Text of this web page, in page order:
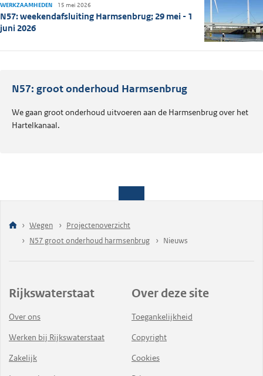
N57: weekendafsluiting Harmsenbrug; 29 mei - 1
juni 2026
WERKZAAMHEDEN 15 mei 2026
N57: groot onderhoud Harmsenbrug
We gaan groot onderhoud uitvoeren aan de Harmsenbrug over het
Hartelkanaal.
Wegen
Projectenoverzicht
N57 groot onderhoud harmsenbrug
Nieuws
Rijkswaterstaat
Over ons
Werken bij Rijkswaterstaat
Zakelijk
Over deze site
Toegankelijkheid
Copyright
Cookies